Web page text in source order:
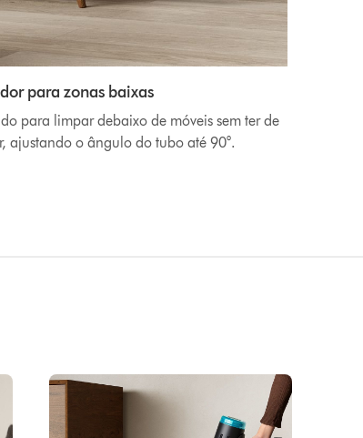
para zonas baixas
para limpar debaixo de móveis sem ter de
ajustando o ângulo do tubo até 90°.